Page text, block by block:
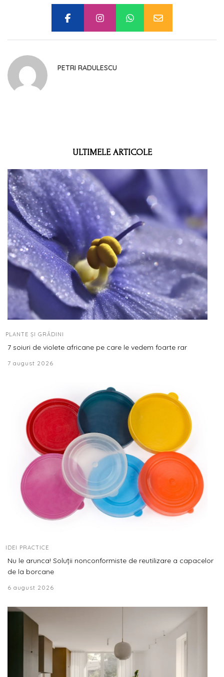
PETRI RADULESCU
ULTIMELE ARTICOLE
PLANTE ȘI GRĂDINI
7 soiuri de violete africane pe care le vedem foarte rar
7 august 2026
IDEI PRACTICE
Nu le arunca! Soluții nonconformiste de reutilizare a capacelor
de la borcane
6 august 2026